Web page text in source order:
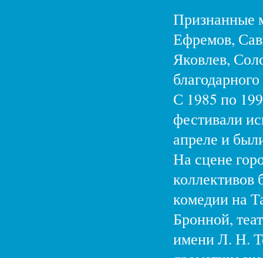
Признанные
Ефремов,
Яковлев,
С 1985 по
фестивали
апреле и
На сцене
комедии на
Бронной,
имени Л. Н.